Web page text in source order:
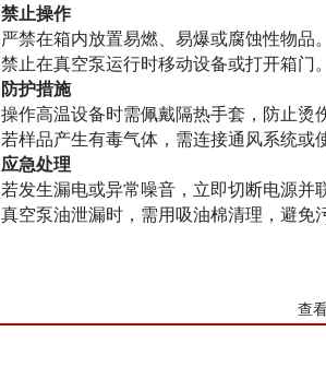
禁止操作
严禁在箱内放置易燃、易爆或腐蚀性物品。
禁止在真空泵运行时移动设备或打开箱门。
防护措施
操作高温设备时需佩戴隔热手套，防止烫伤
若样品产生有毒气体，需连接通风系统或
应急处理
若发生漏电或异常噪音，立即切断电源并
真空泵油泄漏时，需用吸油棉清理，避免
查